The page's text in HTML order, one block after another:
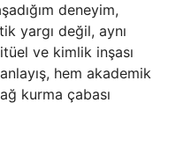
deneyim,
yargı değil, aynı
ve kimlik inşası
hem akademik
kurma çabası